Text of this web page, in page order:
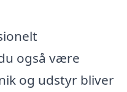
også være
og udstyr bliver